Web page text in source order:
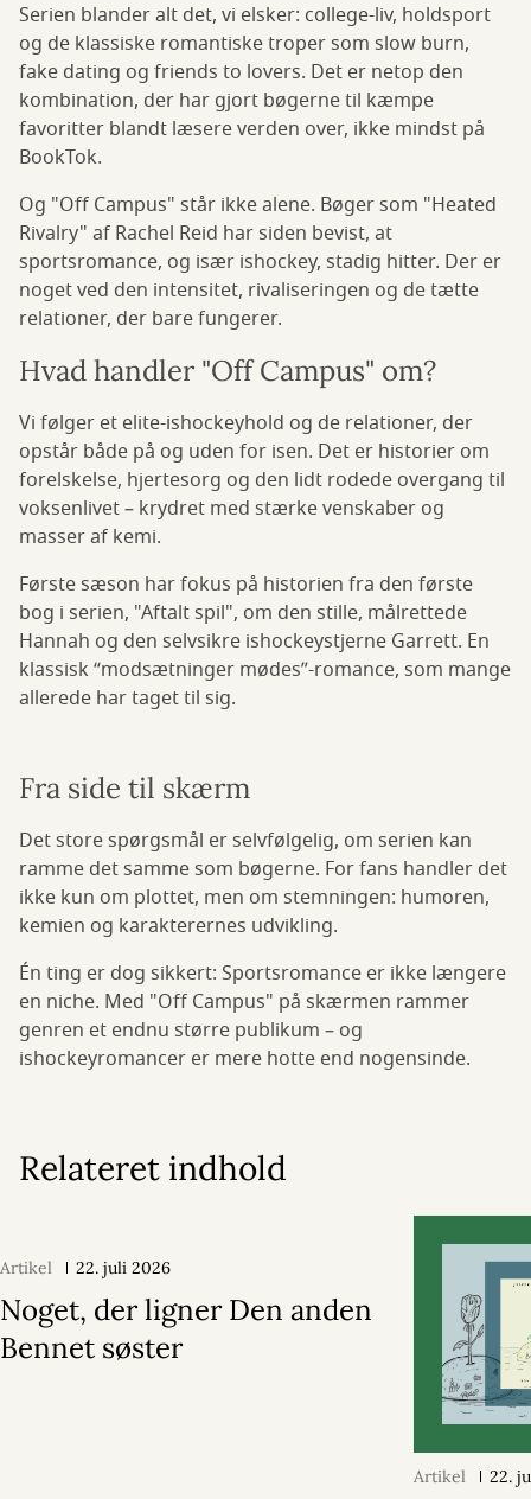
Serien blander alt det, vi elsker: college-liv, holdsport
og de klassiske romantiske troper som slow burn,
fake dating og friends to lovers. Det er netop den
kombination, der har gjort bøgerne til kæmpe
favoritter blandt læsere verden over, ikke mindst på
BookTok.
Og "Off Campus" står ikke alene. Bøger som "Heated
Rivalry" af Rachel Reid har siden bevist, at
sportsromance, og især ishockey, stadig hitter. Der er
noget ved den intensitet, rivaliseringen og de tætte
relationer, der bare fungerer.
Hvad handler "Off Campus" om?
Vi følger et elite-ishockeyhold og de relationer, der
opstår både på og uden for isen. Det er historier om
forelskelse, hjertesorg og den lidt rodede overgang til
voksenlivet – krydret med stærke venskaber og
masser af kemi.
Første sæson har fokus på historien fra den første
bog i serien, "Aftalt spil", om den stille, målrettede
Hannah og den selvsikre ishockeystjerne Garrett. En
klassisk “modsætninger mødes”-romance, som mange
allerede har taget til sig.
Fra side til skærm
Det store spørgsmål er selvfølgelig, om serien kan
ramme det samme som bøgerne. For fans handler det
ikke kun om plottet, men om stemningen: humoren,
kemien og karakterernes udvikling.
Én ting er dog sikkert: Sportsromance er ikke længere
en niche. Med "Off Campus" på skærmen rammer
genren et endnu større publikum – og
ishockeyromancer er mere hotte end nogensinde.
Relateret indhold
Artikel 22. juli 2026
Noget, der ligner Den anden
Bennet søster
Artikel 22.